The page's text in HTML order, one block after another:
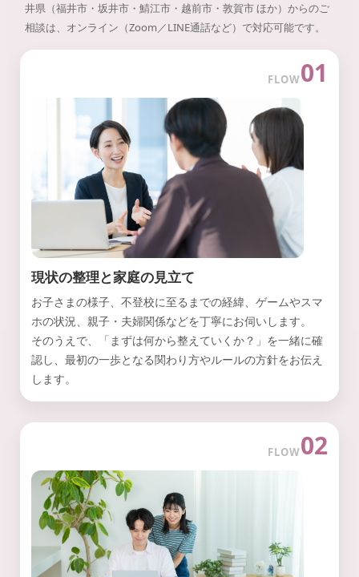
井県（福井市・坂井市・鯖江市・越前市・敦賀市 ほか）からのご
相談は、オンライン（Zoom／LINE通話など）で対応可能です。
FLOW01
現状の整理と家庭の見立て
お子さまの様子、不登校に至るまでの経緯、ゲームやスマ
ホの状況、親子・夫婦関係などを丁寧にお伺いします。
そのうえで、「まずは何から整えていくか？」を一緒に確
認し、最初の一歩となる関わり方やルールの方針をお伝え
します。
FLOW02